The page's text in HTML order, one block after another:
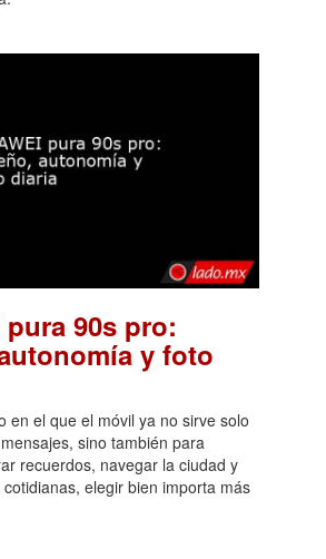
pura 90s pro:
y foto
en el que el móvil ya no sirve solo
sino también para
recuerdos, navegar la ciudad y
elegir bien importa más